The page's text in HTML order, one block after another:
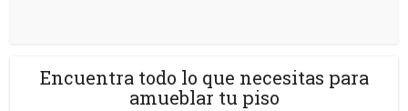
Encuentra todo lo que necesitas para
amueblar tu piso